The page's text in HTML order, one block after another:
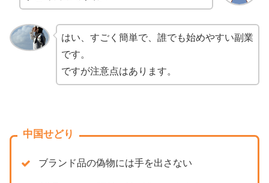
はい、すごく簡単で、誰でも始めやすい副業
です。
ですが注意点はあります。
中国せどり
ブランド品の偽物には手を出さない